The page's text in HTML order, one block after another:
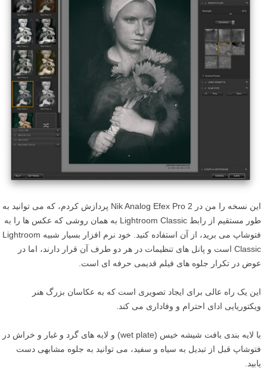
این نسخه را من در Nik Analog Efex Pro 2 پردازش کردم، که می توانید به
طور مستقیم از رابط Lightroom Classic به همان روشی که عکس ها را به
فتوشاپ می برید، از آن استفاده کنید. خود نرم افزار بسیار شبیه Lightroom
Classic است و پانل های تنظیمات در هر دو طرف آن قرار دارند، اما در
عوض در تکرار جلوه های فیلم قدیمی حرفه ای است.
این یک راه عالی برای ایجاد تصویری است که به عکاسان بزرگ هنر
ویکتوریایی ادای احترام و وفاداری می کند.
با لایه بندی بافت شیشه خیس (wet plate) و لایه های گرد و غبار و خراش در
فتوشاپ قبل از تبدیل به سیاه و سفید، می توانید به جلوه مشابهی دست
یابید.